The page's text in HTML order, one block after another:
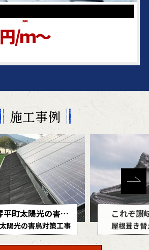
円/ｍ～
(税別)
施工事例
これぞ讃岐の家
屋根葺き替え工事 葺き替